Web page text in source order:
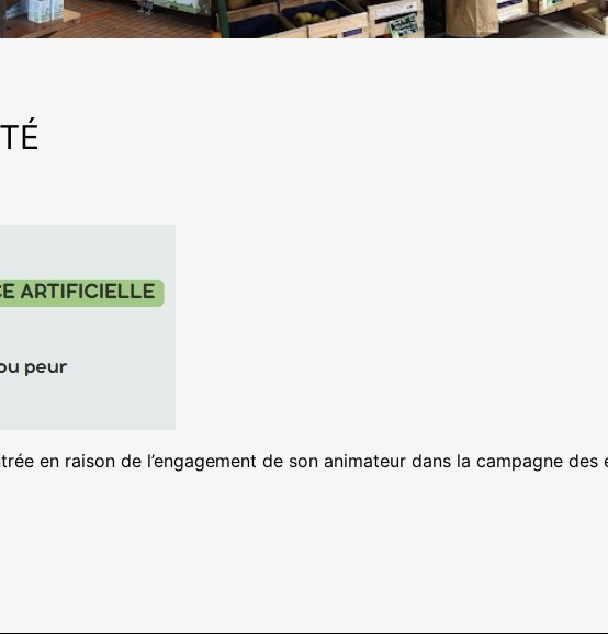
en raison de l’engagement de son animateur dans la campagne